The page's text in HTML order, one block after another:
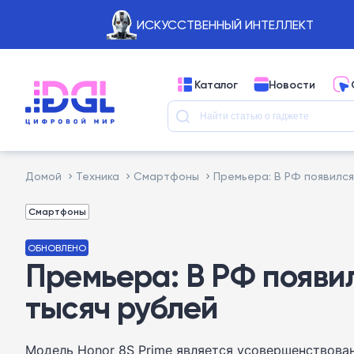
ИСКУССТВЕННЫЙ ИНТЕЛЛЕКТ
Каталог Новости
Домой Техника Смартфоны Премьера: В РФ
Смартфоны
ОБНОВЛЕНО
Премьера: В РФ
тысяч рублей
Модель Honor 8S Prime является